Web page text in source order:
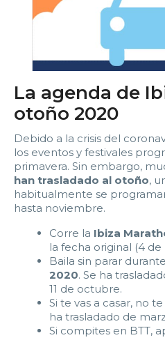
La agenda de
otoño 2020
Debido a la crisis del
los eventos y festivales
primavera. Sin embargo,
han trasladado al otoño,
habitualmente se
hasta noviembre.
Corre la Ibiza
la fecha original (4
Baila sin parar
2020. Se ha
11 de octubre.
Si te vas a casar, no
ha trasladado de
Si compites en BTT,